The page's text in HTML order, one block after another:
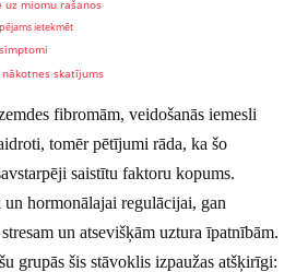
uz miomu rašanos
ietekmēt
skatījums
fibromām, veidošanās iemesli
tomēr pētījumi rāda, ka šo
saistītu faktoru kopums.
hormonālajai regulācijai, gan
un atsevišķām uztura īpatnībām.
grupās šis stāvoklis izpaužas atšķirīgi: